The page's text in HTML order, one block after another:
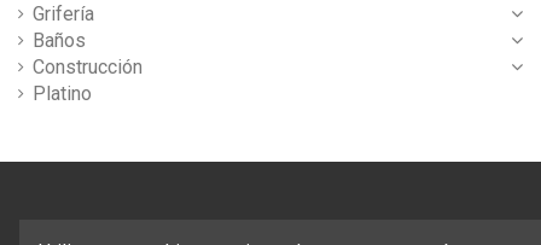
Grifería
Baños
Construcción
Platino